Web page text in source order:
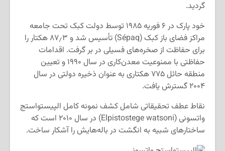
گردید.
خود پارک در ۶ فوریه ۱۹۸۵ توسط دولت کبک تحت جامعه
مراکز فضای باز کبک (Sépaq) تأسیس شد و ۸۷٫۳ هکتار را
برای حفاظت از صخره‌های فسیلی در بر گرفت. اقدامات
حفاظتی با ممنوعیت معدن‌کاری در سال ۱۹۹۰ و تعیین
منطقه حائل ۷۷۵ هکتاری به عنوان ذخیره دولتی در سال
۲۰۰۴ گسترش یافت.
نقاط عطف تحقیقاتی شامل کشف نمونه کامل الپیستواستج
واتسونی (Elpistostege watsoni) در سال ۲۰۱۰ است که
ساختارهای شبیه به انگشت در باله‌هایش را آشکار ساخت.